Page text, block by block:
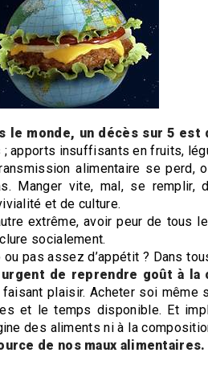
le monde, un décès sur 5 est
; apports insuffisants en fruits,
alimentaire se perd,
Manger vite, mal, se remplir,
et de culture.
extrême, avoir peur de tous
socialement.
ou pas assez d’appétit ? Dans
de reprendre goût à la
plaisir. Acheter soi
et le temps disponible. Et
des aliments ni à la
de nos maux alimentaires.